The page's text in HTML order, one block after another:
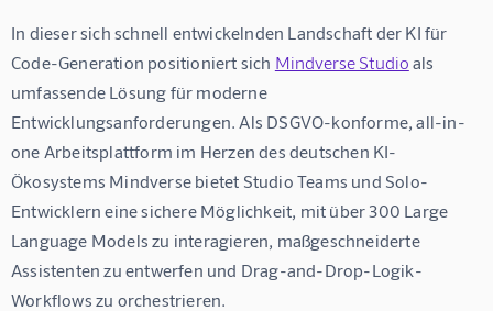
In dieser sich schnell entwickelnden Landschaft der KI für
Code-Generation positioniert sich Mindverse Studio als
umfassende Lösung für moderne
Entwicklungsanforderungen. Als DSGVO-konforme, all-in-
one Arbeitsplattform im Herzen des deutschen KI-
Ökosystems Mindverse bietet Studio Teams und Solo-
Entwicklern eine sichere Möglichkeit, mit über 300 Large
Language Models zu interagieren, maßgeschneiderte
Assistenten zu entwerfen und Drag-and-Drop-Logik-
Workflows zu orchestrieren.